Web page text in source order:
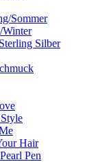
Sommer
Winter
Silber
Hair
Pen